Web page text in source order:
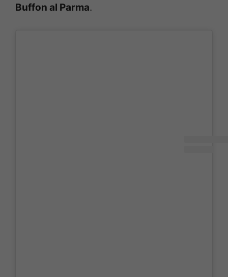
Buffon al Parma.